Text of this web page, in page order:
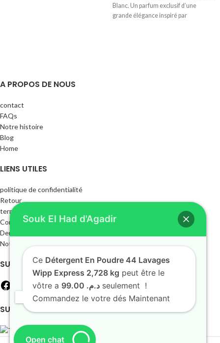
Blanc. Un parfum exclusif d’une
grande élégance inspiré par
A PROPOS DE NOUS
contact
FAQs
Notre histoire
Blog
Home
LIENS UTILES
politique de confidentialité
Retour
termes et conditions
Contactez-nous
Dernières nouvelles
Notre plan du site
SUIVEZ-NOUS
SUIVEZ-NOUS
Souk El Had d'Agadir
Ce Détergent En Poudre 44 Lavages
Wipp Express 2,728 kg peut être le
vôtre a
د.م. 99.00 seulement !
Commandez le votre dés Maintenant
Open chat